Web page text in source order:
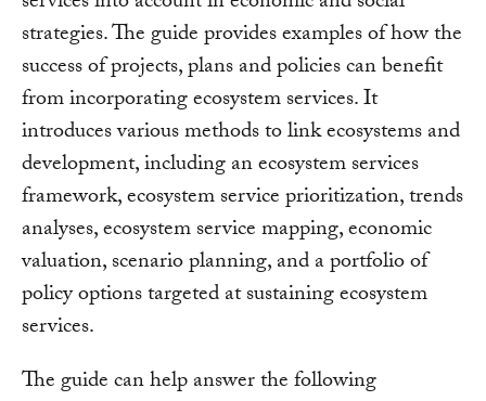
strategies. The guide provides examples of how the
success of projects, plans and policies can benefit
from incorporating ecosystem services. It
introduces various methods to link ecosystems and
development, including an ecosystem services
framework, ecosystem service prioritization, trends
analyses, ecosystem service mapping, economic
valuation, scenario planning, and a portfolio of
policy options targeted at sustaining ecosystem
services.
The guide can help answer the following